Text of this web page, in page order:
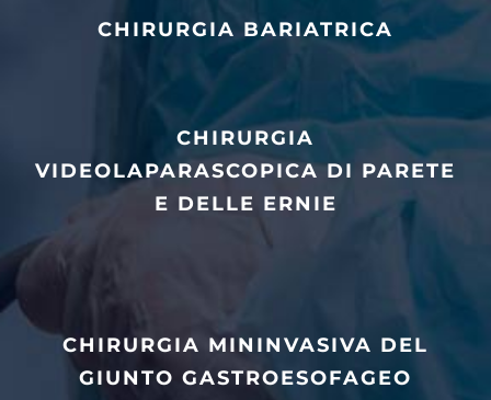
CHIRURGIA BARIATRICA
CHIRURGIA
VIDEOLAPARASCOPICA DI PARETE
E DELLE ERNIE
CHIRURGIA MININVASIVA DEL
GIUNTO GASTROESOFAGEO